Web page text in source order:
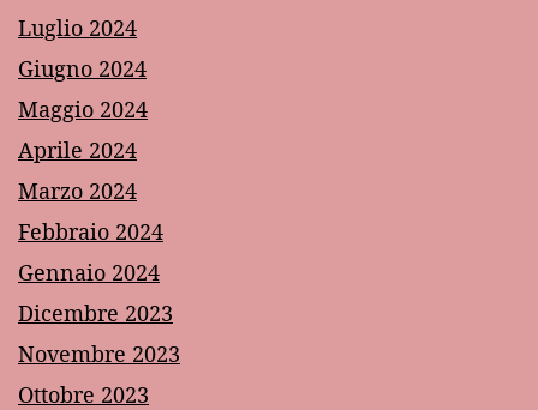
Luglio 2024
Giugno 2024
Maggio 2024
Aprile 2024
Marzo 2024
Febbraio 2024
Gennaio 2024
Dicembre 2023
Novembre 2023
Ottobre 2023